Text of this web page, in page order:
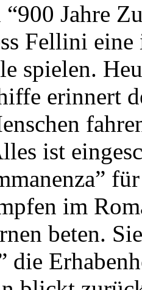
“900 Jahre
Fellini
spielen.
erinnert
ist
im
beten.
die